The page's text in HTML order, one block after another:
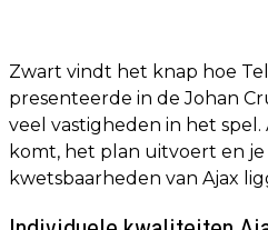
Zwart vindt het knap hoe
presenteerde in de Johan
veel vastigheden in het spel.
komt, het plan uitvoert en je
kwetsbaarheden van Ajax